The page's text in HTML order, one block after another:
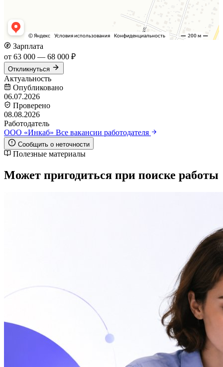
Зарплата
от 63 000 — 68 000 ₽
Откликнуться
Актуальность
Опубликовано
06.07.2026
Проверено
08.08.2026
Работодатель
ООО «Инкаб» Все вакансии работодателя
Сообщить о неточности
Полезные материалы
Может пригодиться при поиске работы